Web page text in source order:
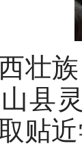
族
县
贴